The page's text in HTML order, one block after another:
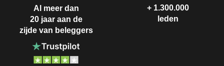
Al meer dan
20 jaar aan de
zijde van beleggers
+ 1.300.000
leden